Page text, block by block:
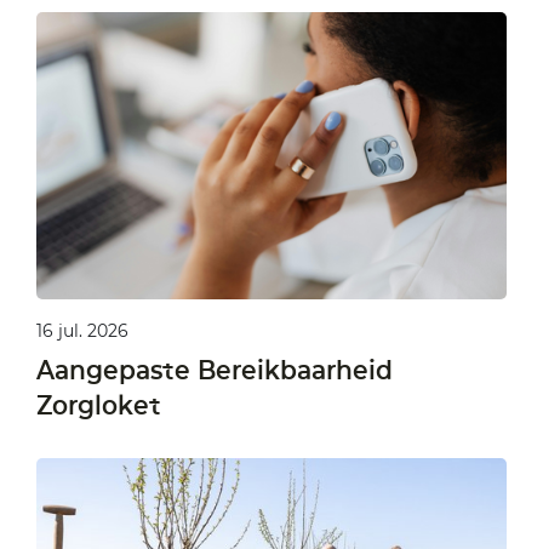
16 jul. 2026
Aangepaste Bereikbaarheid
Zorgloket